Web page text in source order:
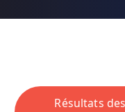
Résultats